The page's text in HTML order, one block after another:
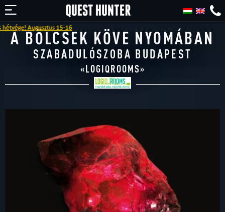
15-16
A BÖLCSEK KÖVE NYOMÁBAN
SZABADULÓSZOBA BUDAPEST
«LOGIQROOMS»